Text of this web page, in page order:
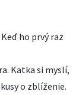
ho prvý raz
Katka si myslí,
o zblíženie.